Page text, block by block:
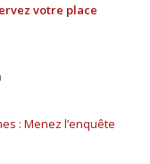
votre place
: Menez l’enquête